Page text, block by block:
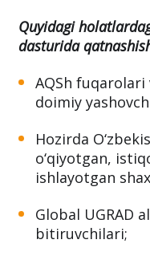
Quyidagi
dasturida
AQSh fuqarolari
doimiy
Hozirda
o‘qiyotgan,
ishlayotgan
Global UGRAD
bitiruvchilari;